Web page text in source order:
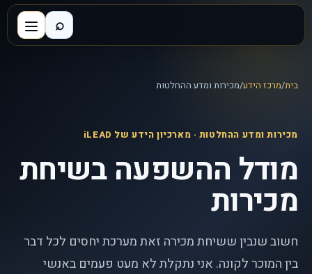
⌕
בית/מרכז הידע/מכירות ומדע ההחלטות
מכירות ומדע ההחלטות · מארכיון הידע של iLEAD
מודל ההשפעה בשיחת
מכירות
חשוב שנבין ששיחת מכירה זאת מערכת יחסים לכל דבר
בין המוכר לקונה. אני נתקלת לא מעט פעמים באנשי